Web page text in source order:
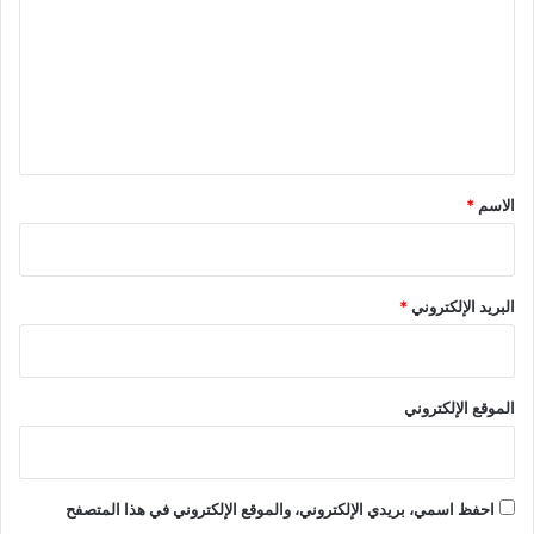
*
الاسم *
البريد الإلكتروني*
الموقع الإلكتروني
احفظ اسمي، بريدي الإلكتروني، والموقع الإلكتروني في هذا المتصفح